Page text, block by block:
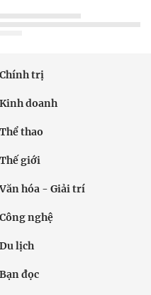
Chính trị
Kinh doanh
Thể thao
Thế giới
Văn hóa - Giải trí
Công nghệ
Du lịch
Bạn đọc